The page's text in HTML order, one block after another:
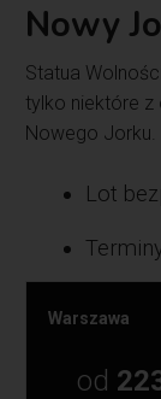
Nowy
Statua
tylko niektóre
Nowego Jorku.
Lot
Warszawa
od